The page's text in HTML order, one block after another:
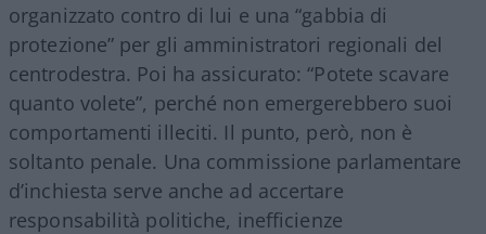
organizzato contro di lui e una “gabbia di
protezione” per gli amministratori regionali del
centrodestra. Poi ha assicurato: “Potete scavare
quanto volete”, perché non emergerebbero suoi
comportamenti illeciti. Il punto, però, non è
soltanto penale. Una commissione parlamentare
d’inchiesta serve anche ad accertare
responsabilità politiche, inefficienze